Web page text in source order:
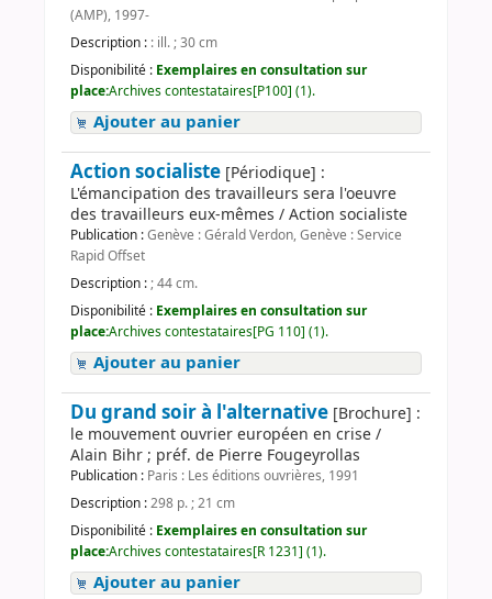
(AMP), 1997-
Description : : ill. ; 30 cm
Disponibilité : Exemplaires en consultation sur
place:Archives contestataires[P100] (1).
Ajouter au panier
Action socialiste [Périodique] :
L'émancipation des travailleurs sera l'oeuvre
des travailleurs eux-mêmes / Action socialiste
Publication :Genève : Gérald Verdon, Genève : Service
Rapid Offset
Description :; 44 cm.
Disponibilité : Exemplaires en consultation sur
place:Archives contestataires[PG 110] (1).
Ajouter au panier
Du grand soir à l'alternative [Brochure] :
le mouvement ouvrier européen en crise /
Alain Bihr ; préf. de Pierre Fougeyrollas
Publication : Paris : Les éditions ouvrières, 1991
Description :298 p. ; 21 cm
Disponibilité : Exemplaires en consultation sur
place:Archives contestataires[R 1231] (1).
Ajouter au panier